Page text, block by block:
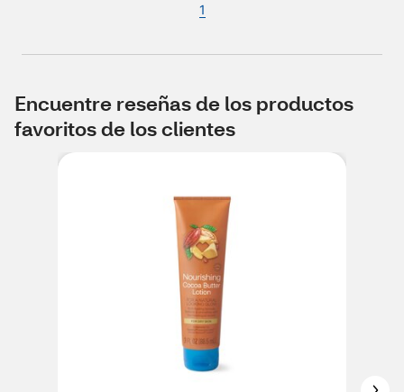
1
Encuentre reseñas de los productos
favoritos de los clientes